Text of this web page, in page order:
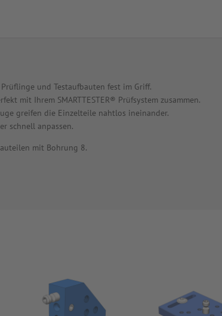
und Testaufbauten fest im Griff.
mit Ihrem SMARTTESTER® Prüfsystem zusammen.
greifen die Einzelteile nahtlos ineinander.
schnell anpassen.
mit Bohrung 8.